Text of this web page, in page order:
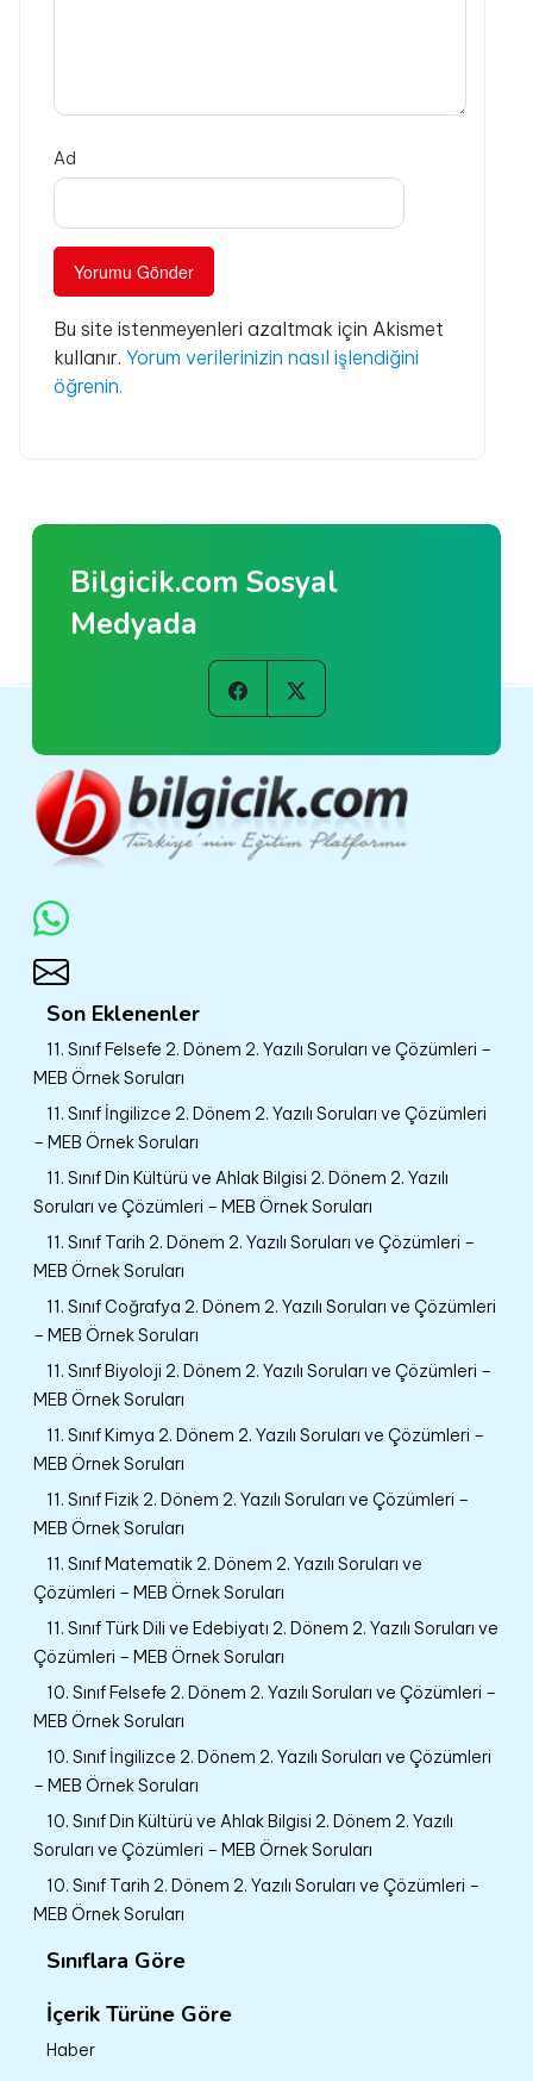
Ad
Bu site istenmeyenleri azaltmak için Akismet
kullanır. Yorum verilerinizin nasıl işlendiğini
öğrenin.
Bilgicik.com Sosyal
Medyada
Son Eklenenler
11. Sınıf Felsefe 2. Dönem 2. Yazılı Soruları ve Çözümleri –
MEB Örnek Soruları
11. Sınıf İngilizce 2. Dönem 2. Yazılı Soruları ve Çözümleri
– MEB Örnek Soruları
11. Sınıf Din Kültürü ve Ahlak Bilgisi 2. Dönem 2. Yazılı
Soruları ve Çözümleri – MEB Örnek Soruları
11. Sınıf Tarih 2. Dönem 2. Yazılı Soruları ve Çözümleri –
MEB Örnek Soruları
11. Sınıf Coğrafya 2. Dönem 2. Yazılı Soruları ve Çözümleri
– MEB Örnek Soruları
11. Sınıf Biyoloji 2. Dönem 2. Yazılı Soruları ve Çözümleri –
MEB Örnek Soruları
11. Sınıf Kimya 2. Dönem 2. Yazılı Soruları ve Çözümleri –
MEB Örnek Soruları
11. Sınıf Fizik 2. Dönem 2. Yazılı Soruları ve Çözümleri –
MEB Örnek Soruları
11. Sınıf Matematik 2. Dönem 2. Yazılı Soruları ve
Çözümleri – MEB Örnek Soruları
11. Sınıf Türk Dili ve Edebiyatı 2. Dönem 2. Yazılı Soruları ve
Çözümleri – MEB Örnek Soruları
10. Sınıf Felsefe 2. Dönem 2. Yazılı Soruları ve Çözümleri –
MEB Örnek Soruları
10. Sınıf İngilizce 2. Dönem 2. Yazılı Soruları ve Çözümleri
– MEB Örnek Soruları
10. Sınıf Din Kültürü ve Ahlak Bilgisi 2. Dönem 2. Yazılı
Soruları ve Çözümleri – MEB Örnek Soruları
10. Sınıf Tarih 2. Dönem 2. Yazılı Soruları ve Çözümleri –
MEB Örnek Soruları
Sınıflara Göre
İçerik Türüne Göre
Haber